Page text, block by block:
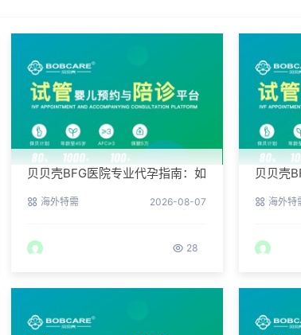
贝贝壳BFG医院专业代孕指南：如
海外特需 2026-08-07
28
贝贝壳
海外特